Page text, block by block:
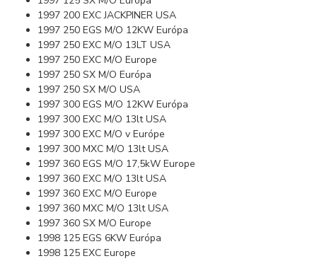
1997 200 EXC JACKPINER USA
1997 250 EGS M/O 12KW Európa
1997 250 EXC M/O 13LT USA
1997 250 EXC M/O Europe
1997 250 SX M/O Európa
1997 250 SX M/O USA
1997 300 EGS M/O 12KW Európa
1997 300 EXC M/O 13lt USA
1997 300 EXC M/O v Európe
1997 300 MXC M/O 13lt USA
1997 360 EGS M/O 17,5kW Europe
1997 360 EXC M/O 13lt USA
1997 360 EXC M/O Europe
1997 360 MXC M/O 13lt USA
1997 360 SX M/O Europe
1998 125 EGS 6KW Európa
1998 125 EXC Europe